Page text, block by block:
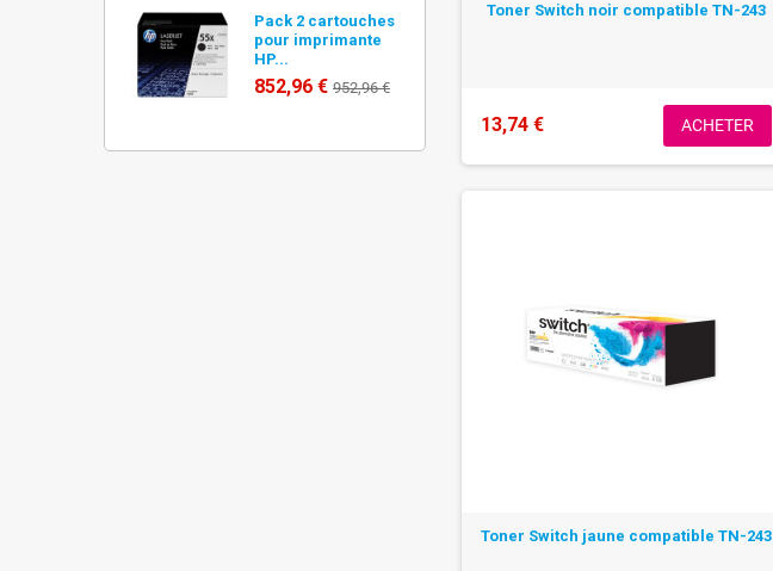
Pack 2 cartouches
pour imprimante
HP...
852,96 € 952,96 €
Toner Switch noir compatible TN-243
13,74 € ACHETER
Toner Switch jaune compatible TN-243